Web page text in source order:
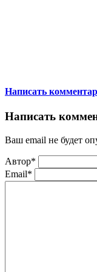
Написать
Написать
Ваш email не будет
Автор*
Email*